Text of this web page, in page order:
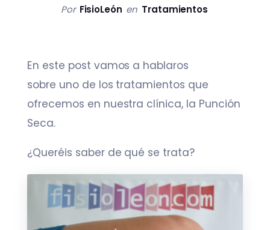
Por FisioLeón en Tratamientos
En este post vamos a hablaros
sobre uno de los tratamientos que
ofrecemos en nuestra clínica, la Punción
Seca.
¿Queréis saber de qué se trata?